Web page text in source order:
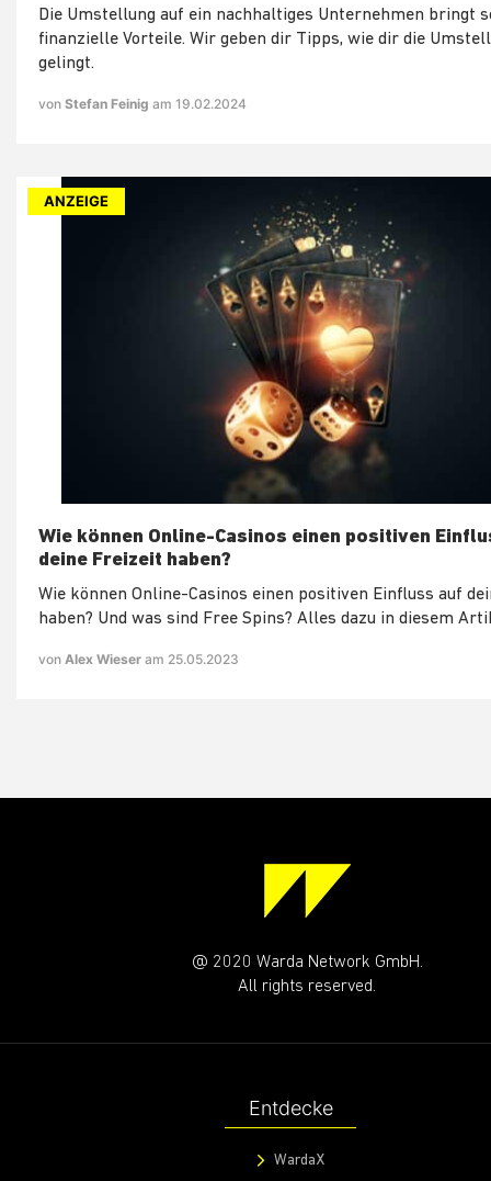
Die Umstellung auf ein nachhaltiges Unternehmen bringt
finanzielle Vorteile. Wir geben dir Tipps, wie dir die
gelingt.
von Stefan Feinig am 19.02.2024
ANZEIGE
Wie können Online-Casinos einen positiven
deine Freizeit haben?
Wie können Online-Casinos einen positiven Einfluss auf
haben? Und was sind Free Spins? Alles dazu in diesem
von Alex Wieser am 25.05.2023
@ 2020 Warda Network GmbH.
All rights reserved.
Entdecke
WardaX